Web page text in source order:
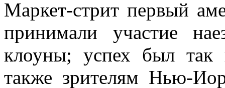
Маркет-стрит первый
принимали участие
клоуны; успех был так
также зрителям Нью-